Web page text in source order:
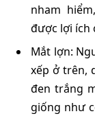
nham
được lợi ích
Mắt lợn:
xếp ở trên,
đen trắng
giống như